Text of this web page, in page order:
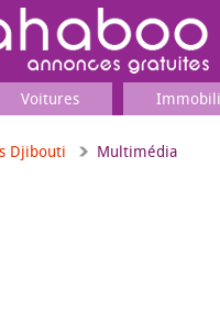
Voitures
Djibouti Multimédia